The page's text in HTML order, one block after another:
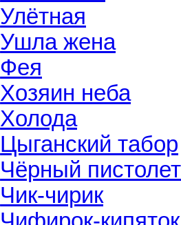
Улётная
Ушла жена
Фея
Хозяин неба
Холода
Цыганский табор
Чёрный пистолет
Чик-чирик